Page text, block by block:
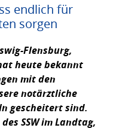
endlich für
sorgen
Flensburg,
heute bekannt
mit den
notärztliche
gescheitert sind.
SSW im Landtag,